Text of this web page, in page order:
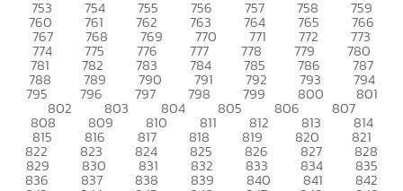
753 754 755 756 757 758 759
760 761 762 763 764 765 766
767 768 769 770 771 772 773
774 775 776 777 778 779 780
781 782 783 784 785 786 787
788 789 790 791 792 793 794
795 796 797 798 799 800 801
802 803 804 805 806 807
808 809 810 811 812 813 814
815 816 817 818 819 820 821
822 823 824 825 826 827 828
829 830 831 832 833 834 835
836 837 838 839 840 841 842